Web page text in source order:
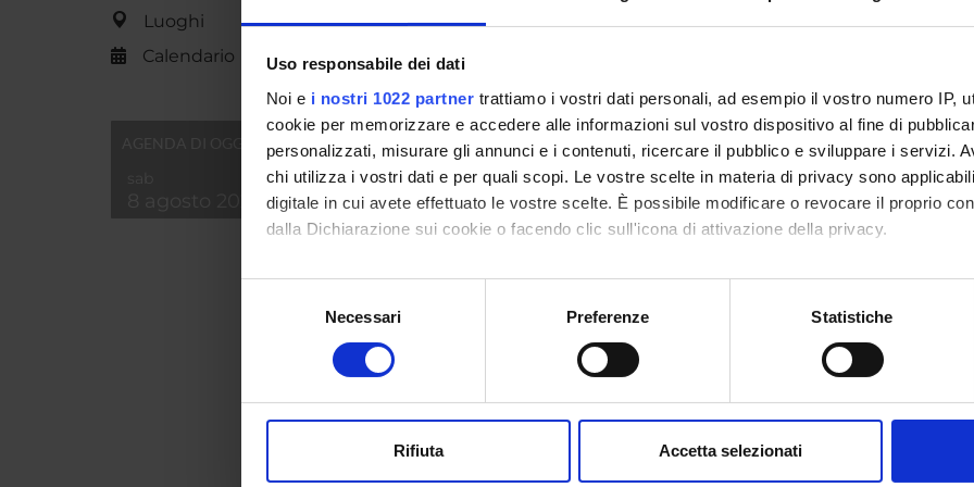
Uso responsabile dei dati
Noi e i nostri 1022 partner trattiamo i vostri dati personali, ad esempio il vostro numero IP,
cookie per memorizzare e accedere alle informazioni sul vostro dispositivo al fine di
personalizzati, misurare gli annunci e i contenuti, ricercare il pubblico e sviluppare i servizi.
chi utilizza i vostri dati e per quali scopi. Le vostre scelte in materia di privacy sono
digitale in cui avete effettuato le vostre scelte. È possibile modificare o revocare il proprio
dalla Dichiarazione sui cookie o facendo clic sull'icona di attivazione della privacy.
Con il tuo consenso, vorremmo anche:
raccogliere informazioni sulla tua posizione geografica, con un'approssimazione di
digitali).
modificare o ritirare il tuo consenso in qualsiasi momento dalla Dichiarazione sui cookie.
Necessari Preferenze Statistiche
Rifiuta Accetta selezionati
Luoghi
Calendario
ultima modifica:
11 novembre 2022
Citazione bibliografica:
Rizza, Alfredo;Cotticelli, Paola ,
Language, Media, and Economy in
4
PROGETTI COLLEGATI
Testualità, tecnologie, teorie (linea di ricerca)